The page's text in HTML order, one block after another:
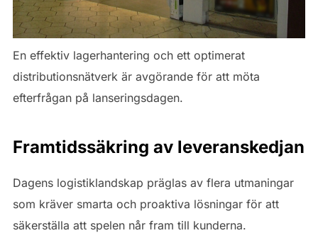
En effektiv lagerhantering och ett optimerat
distributionsnätverk är avgörande för att möta
efterfrågan på lanseringsdagen.
Framtidssäkring av leveranskedjan
Dagens logistiklandskap präglas av flera utmaningar
som kräver smarta och proaktiva lösningar för att
säkerställa att spelen når fram till kunderna.